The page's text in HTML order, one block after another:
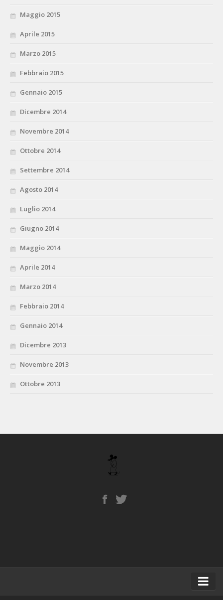
Maggio 2015
Aprile 2015
Marzo 2015
Febbraio 2015
Gennaio 2015
Dicembre 2014
Novembre 2014
Ottobre 2014
Settembre 2014
Agosto 2014
Luglio 2014
Giugno 2014
Maggio 2014
Aprile 2014
Marzo 2014
Febbraio 2014
Gennaio 2014
Dicembre 2013
Novembre 2013
Ottobre 2013